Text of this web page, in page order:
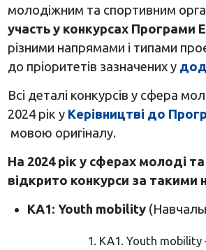
молодіжним та спортивним
участь у конкурсах Програми
різними напрямами і типами
до пріоритетів зазначених у
Всі деталі конкурсів у сфера
2024 рік у Керівництві до
мовою оригіналу.
На 2024 рік у сферах молоді
відкрито конкурси за такими
КА1: Youth mobility
KA1. Youth mobility